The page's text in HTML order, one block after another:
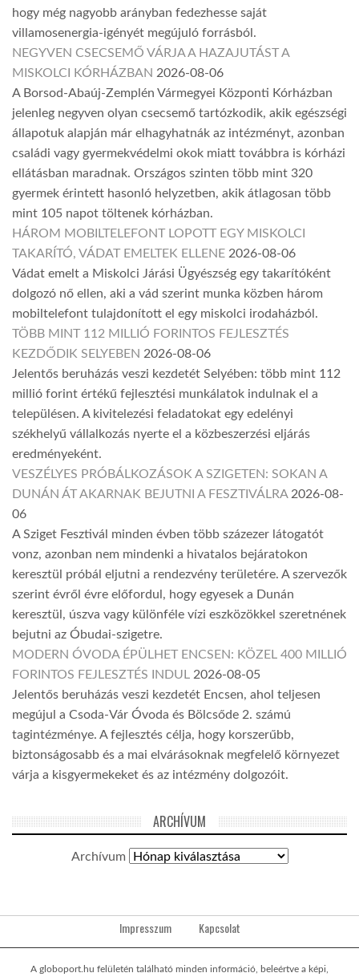
hogy még nagyobb arányban fedezhesse saját
villamosenergia-igényét megújuló forrásból.
NEGYVEN CSECSEMŐ VÁRJA A HAZAJUTÁST A
MISKOLCI KÓRHÁZBAN 2026-08-06
A Borsod-Abaúj-Zemplén Vármegyei Központi Kórházban
jelenleg negyven olyan csecsemő tartózkodik, akik egészségi
állapotuk alapján már elhagyhatnák az intézményt, azonban
családi vagy gyermekvédelmi okok miatt továbbra is kórházi
ellátásban maradnak. Országos szinten több mint 320
gyermek érintett hasonló helyzetben, akik átlagosan több
mint 105 napot töltenek kórházban.
HÁROM MOBILTELEFONT LOPOTT EGY MISKOLCI
TAKARÍTÓ, VÁDAT EMELTEK ELLENE 2026-08-06
Vádat emelt a Miskolci Járási Ügyészség egy takarítóként
dolgozó nő ellen, aki a vád szerint munka közben három
mobiltelefont tulajdonított el egy miskolci irodaházból.
TÖBB MINT 112 MILLIÓ FORINTOS FEJLESZTÉS
KEZDŐDIK SELYEBEN 2026-08-06
Jelentős beruházás veszi kezdetét Selyében: több mint 112
millió forint értékű fejlesztési munkálatok indulnak el a
településen. A kivitelezési feladatokat egy edelényi
székhelyű vállalkozás nyerte el a közbeszerzési eljárás
eredményeként.
VESZÉLYES PRÓBÁLKOZÁSOK A SZIGETEN: SOKAN A
DUNÁN ÁT AKARNAK BEJUTNI A FESZTIVÁLRA 2026-08-
06
A Sziget Fesztivál minden évben több százezer látogatót
vonz, azonban nem mindenki a hivatalos bejáratokon
keresztül próbál eljutni a rendezvény területére. A szervezők
szerint évről évre előfordul, hogy egyesek a Dunán
keresztül, úszva vagy különféle vízi eszközökkel szeretnének
bejutni az Óbudai-szigetre.
MODERN ÓVODA ÉPÜLHET ENCSEN: KÖZEL 400 MILLIÓ
FORINTOS FEJLESZTÉS INDUL 2026-08-05
Jelentős beruházás veszi kezdetét Encsen, ahol teljesen
megújul a Csoda-Vár Óvoda és Bölcsőde 2. számú
tagintézménye. A fejlesztés célja, hogy korszerűbb,
biztonságosabb és a mai elvárásoknak megfelelő környezet
várja a kisgyermekeket és az intézmény dolgozóit.
ARCHÍVUM
Archívum
Impresszum Kapcsolat
A globoport.hu felületén található minden információ, beleértve a képi,